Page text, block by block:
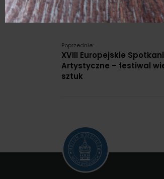
Gwarantujemy świetną
Poprzednie:
XVIII Europejskie
Artystyczne – festiwal
sztuk